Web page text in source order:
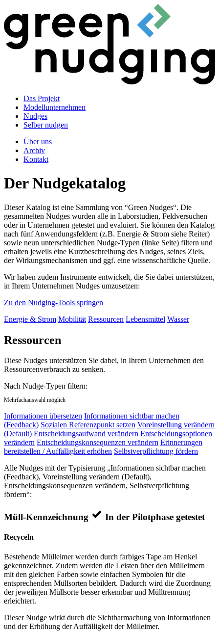
Das Projekt
Modellunternehmen
Nudges
Selber nudgen
Über uns
Archiv
Kontakt
Der Nudgekatalog
Dieser Katalog ist eine Sammlung von “Green Nudges“. Die
gesammelten Nudges wurden alle in Laborstudien, Feldversuchen
oder in Unternehmen getestet und evaluiert. Sie können den Katalog
nach fünf Anwendungsfeldern (z.B. Energie & Strom siehe Reiter)
sowie neun unterschiedlichen Nudge-Typen (linke Seite) filtern und
erhalten jeweils eine Kurzbeschreibung des Nudges, seines Ziels,
der Wirkungsmechanismen und ggf. eine wissenschaftliche Quelle.
Wir haben zudem Instrumente entwickelt, die Sie dabei unterstützen,
in Ihrem Unternehmen Nudges umzusetzen:
Zu den Nudging-Tools springen
Energie & Strom Mobilität Ressourcen Lebensmittel Wasser
Ressourcen
Diese Nudges unterstützen Sie dabei, in Ihrem Unternehmen den
Ressourcenverbrauch zu senken.
Nach Nudge-Typen filtern:
Mehrfachauswahl möglich
Informationen übersetzen Informationen sichtbar machen
(Feedback) Sozialen Referenzpunkt setzen Voreinstellung verändern
(Default) Entscheidungsaufwand verändern Entscheidungsoptionen
verändern Entscheidungskonsequenzen verändern Erinnerungen
bereitstellen / Auffälligkeit erhöhen Selbstverpflichtung fördern
Alle Nudges mit der Typisierung „Informationen sichtbar machen
(Feedback), Voreinstellung verändern (Default),
Entscheidungskonsequenzen verändern, Selbstverpflichtung
fördern“:
Müll-Kennzeichnung In der Pilotphase getestet
Recyceln
Bestehende Mülleimer werden durch farbiges Tape am Henkel
gekennzeichnet. Zudem werden die Leisten über den Mülleimern
mit den gleichen Farben sowie einfachen Symbolen für die
entsprechenden Müllsorten bebildert. Dadurch wird die Zuordnung
der jeweiligen Müllsorte besser erkennbar und Mülltrennung
erleichtert.
Dieser Nudge wirkt durch die Sichtbarmachung von Informationen
und der Erhöhung der Auffälligkeit der Mülleimer.